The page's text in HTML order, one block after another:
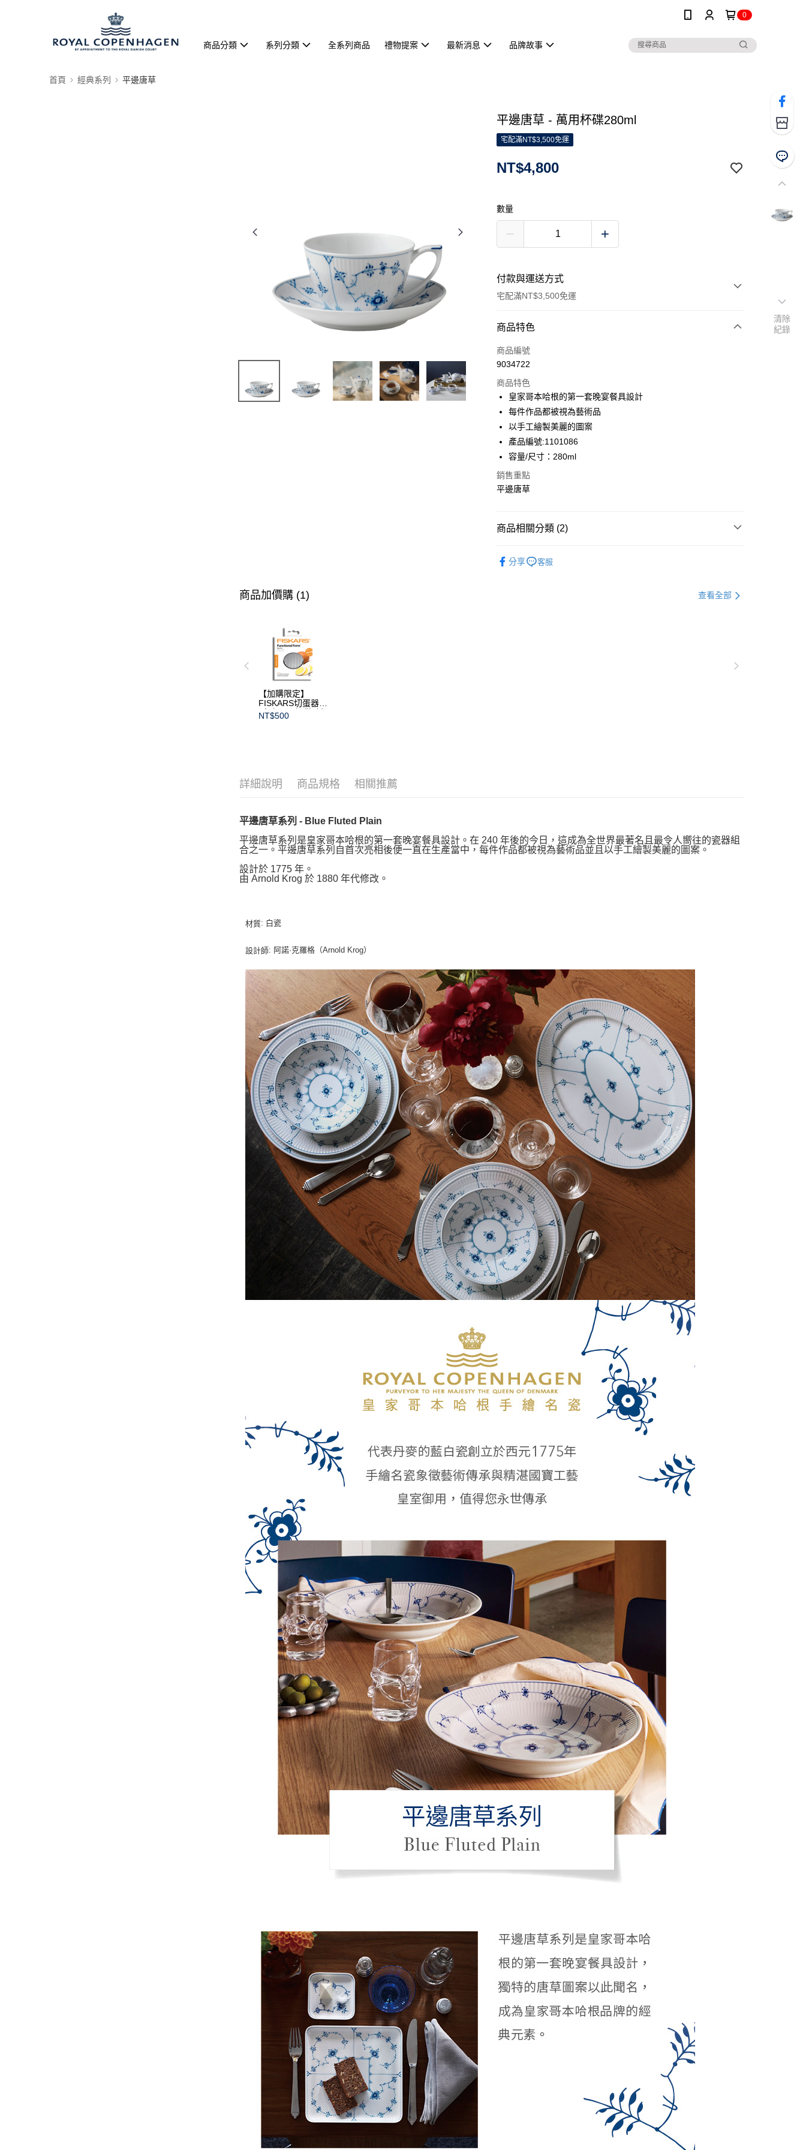
0
商品分類 系列分類 全系列商品 禮物提案 最新消息 品牌故事
首頁 經典系列 平邊唐草
平邊唐草 - 萬用杯碟280ml
宅配滿NT$3,500免運
NT$4,800
數量
付款與運送方式
宅配滿NT$3,500免運
付款方式
信用卡一次付款
3 期 0 利率 每期 NT$1,600
合作金庫商業銀行
華南商業銀行
國泰世華商業銀行
臺灣中小企業銀行
匯豐（台灣）商業銀行
聯邦商業銀行
台新國際商業銀行
台灣樂天信用卡公司
LINE Pay
運送方式
黑貓宅急便
商品特色
商品編號
9034722
商品特色
皇家哥本哈根的第一套晚宴餐具設計
每件作品都被視為藝術品
以手工繪製美麗的圖案
產品編號:1101086
容量/尺寸：280ml
銷售重點
平邊唐草
商品相關分類 (2)
分享 客服
商品加價購 (1) 查看全部
【加購限定】
FISKARS切蛋器
(本商品不提供破損
保證)
NT$500
詳細說明 商品規格 相關推薦
平邊唐草系列 - Blue Fluted Plain
平邊唐草系列是皇家哥本哈根的第一套晚宴餐具設計。在 240 年後的今日，這成為全世界最著名且最令人嚮往的瓷器組
合之一。平邊唐草系列自首次亮相後便一直在生產當中，每件作品都被視為藝術品並且以手工繪製美麗的圖案。
設計於 1775 年。
由 Arnold Krog 於 1880 年代修改。
材質: 白瓷
設計師: 阿諾·克羅格（Arnold Krog）
清除
紀錄